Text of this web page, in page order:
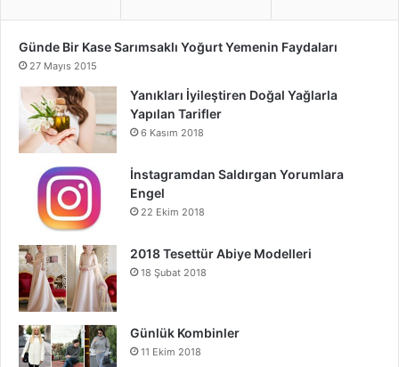
Günde Bir Kase Sarımsaklı Yoğurt Yemenin Faydaları
27 Mayıs 2015
Yanıkları İyileştiren Doğal Yağlarla
Yapılan Tarifler
6 Kasım 2018
İnstagramdan Saldırgan Yorumlara
Engel
22 Ekim 2018
2018 Tesettür Abiye Modelleri
18 Şubat 2018
Günlük Kombinler
11 Ekim 2018